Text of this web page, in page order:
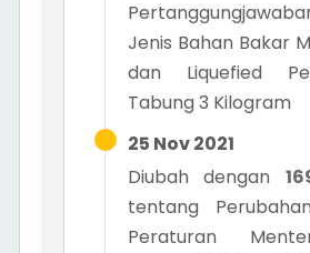
Jenis Bahan Bakar
dan Liquefied
Tabung 3 Kilogram
25 Nov 2021
Diubah dengan
tentang
Peraturan